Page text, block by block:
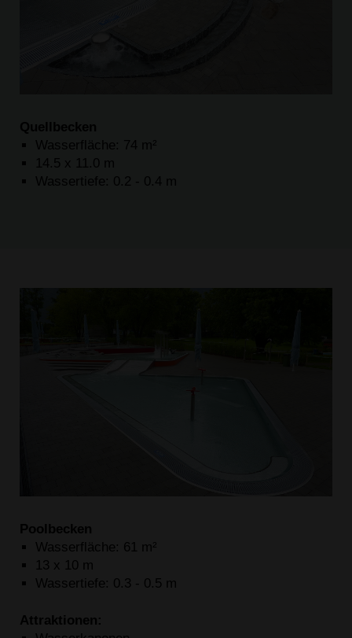
Quellbecken
Wasserfläche: 74 m²
14.5 x 11.0 m
Wassertiefe: 0.2 - 0.4 m
Poolbecken
Wasserfläche: 61 m²
13 x 10 m
Wassertiefe: 0.3 - 0.5 m
Attraktionen: